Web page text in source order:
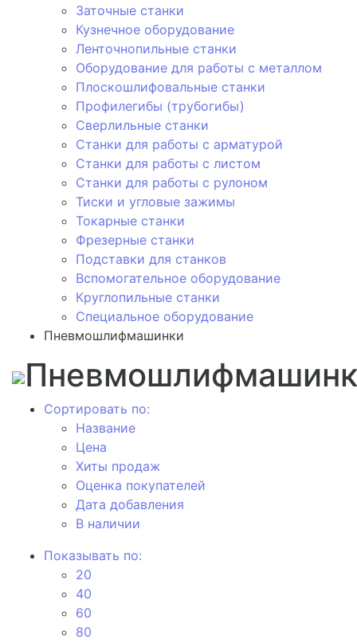
Заточные станки
Кузнечное оборудование
Ленточнопильные станки
Оборудование для работы с металлом
Плоскошлифовальные станки
Профилегибы (трубогибы)
Сверлильные станки
Станки для работы с арматурой
Станки для работы с листом
Станки для работы с рулоном
Тиски и угловые зажимы
Токарные станки
Фрезерные станки
Подставки для станков
Вспомогательное оборудование
Круглопильные станки
Специальное оборудование
Пневмошлифмашинки
Сортировать по:
Название
Цена
Хиты продаж
Оценка покупателей
Дата добавления
В наличии
Показывать по:
20
40
60
80